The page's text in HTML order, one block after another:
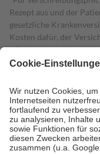
Rezept aus und der
gesetzliche
Kosten dafür, der
mit.
Grundsätzlich leisten
höchstens zehn Euro.
Kosten der Leistung zu
Diese Regeln gelten
Bei Heilmitteln und
Zuzahlung zehn
Verordnung.